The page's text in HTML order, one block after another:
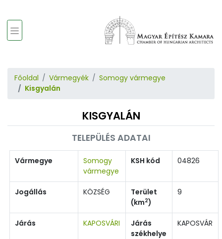
Főoldal Vármegyék
Somogy vármegye
Kisgyalán
KISGYALÁN
TELEPÜLÉS ADATAI
Vármegye
Somogy
vármegye
KSH kód 04826
Jogállás KÖZSÉG
Terület
(km2)
9
Járás KAPOSVÁRI
Járás
székhelye
KAPOSVÁR